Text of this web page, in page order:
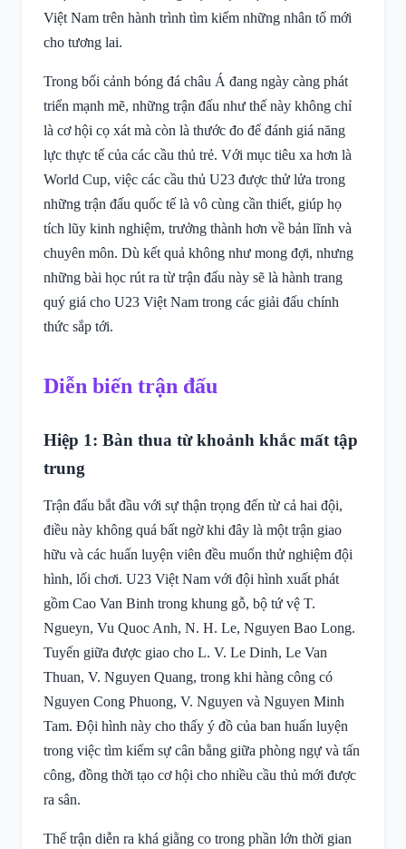
Việt Nam trên hành trình tìm kiếm những nhân tố mới
cho tương lai.
Trong bối cảnh bóng đá châu Á đang ngày càng phát
triển mạnh mẽ, những trận đấu như thế này không chỉ
là cơ hội cọ xát mà còn là thước đo để đánh giá năng
lực thực tế của các cầu thủ trẻ. Với mục tiêu xa hơn là
World Cup, việc các cầu thủ U23 được thử lửa trong
những trận đấu quốc tế là vô cùng cần thiết, giúp họ
tích lũy kinh nghiệm, trưởng thành hơn về bản lĩnh và
chuyên môn. Dù kết quả không như mong đợi, nhưng
những bài học rút ra từ trận đấu này sẽ là hành trang
quý giá cho U23 Việt Nam trong các giải đấu chính
thức sắp tới.
Diễn biến trận đấu
Hiệp 1: Bàn thua từ khoảnh khắc mất tập
trung
Trận đấu bắt đầu với sự thận trọng đến từ cả hai đội,
điều này không quá bất ngờ khi đây là một trận giao
hữu và các huấn luyện viên đều muốn thử nghiệm đội
hình, lối chơi. U23 Việt Nam với đội hình xuất phát
gồm Cao Van Binh trong khung gỗ, bộ tứ vệ T.
Ngueyn, Vu Quoc Anh, N. H. Le, Nguyen Bao Long.
Tuyến giữa được giao cho L. V. Le Dinh, Le Van
Thuan, V. Nguyen Quang, trong khi hàng công có
Nguyen Cong Phuong, V. Nguyen và Nguyen Minh
Tam. Đội hình này cho thấy ý đồ của ban huấn luyện
trong việc tìm kiếm sự cân bằng giữa phòng ngự và tấn
công, đồng thời tạo cơ hội cho nhiều cầu thủ mới được
ra sân.
Thế trận diễn ra khá giằng co trong phần lớn thời gian